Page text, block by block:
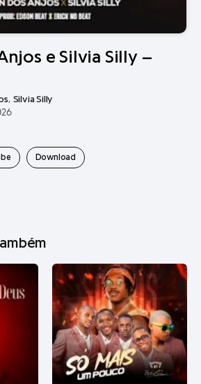
e Silvia Silly –
, Silvia Silly
Download